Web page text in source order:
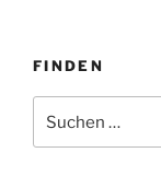
FINDEN
nach: